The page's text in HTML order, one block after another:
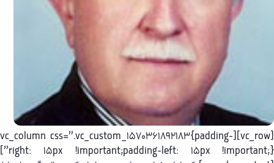
[vc_row][vc_column css=”.vc_custom_1570361892183{padding-
right: 15px !important;padding-left: 15px !important;}”]